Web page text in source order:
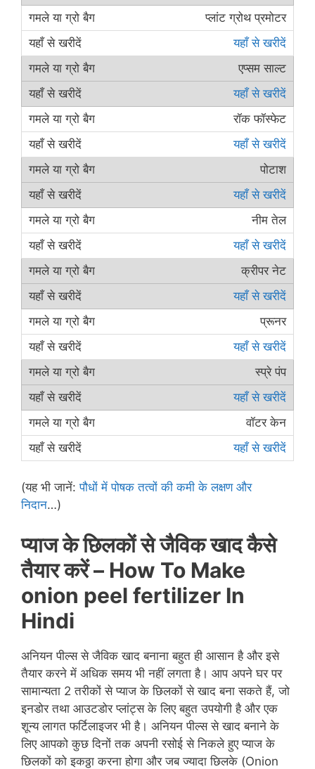
प्लांट ग्रोथ प्रमोटर
यहाँ से खरीदें
एप्सम साल्ट
यहाँ से खरीदें
रॉक फॉस्फेट
यहाँ से खरीदें
पोटाश
यहाँ से खरीदें
नीम तेल
यहाँ से खरीदें
क्रीपर नेट
यहाँ से खरीदें
प्रूनर
यहाँ से खरीदें
स्प्रे पंप
यहाँ से खरीदें
वॉटर केन
यहाँ से खरीदें
(यह भी जानें:पौधों में पोषक तत्वों की कमी के लक्षण और
निदान…)
प्याज के छिलकों से जैविक खाद कैसे
तैयार करें – How To Make
onion peel fertilizer In
Hindi
अनियन पील्स से जैविक खाद बनाना बहुत ही आसान है और इसे
तैयार करने में अधिक समय भी नहीं लगता है। आप अपने घर पर
सामान्यता 2 तरीकों से प्याज के छिलकों से खाद बना सकते हैं, जो
इनडोर तथा आउटडोर प्लांट्स के लिए बहुत उपयोगी है और एक
शून्य लागत फर्टिलाइजर भी है। अनियन पील्स से खाद बनाने के
लिए आपको कुछ दिनों तक अपनी रसोई से निकले हुए प्याज के
छिलकों को इकठ्ठा करना होगा और जब ज्यादा छिलके (Onion